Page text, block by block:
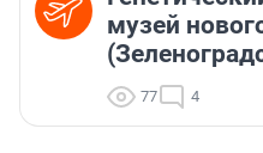
музей
77 4